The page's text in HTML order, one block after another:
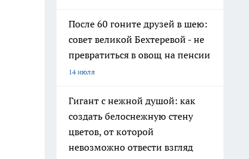
После 60 гоните друзей в шею:
совет великой Бехтеревой - не
превратиться в овощ на пенсии
14 июля
Гигант с нежной душой: как
создать белоснежную стену
цветов, от которой
невозможно отвести взгляд